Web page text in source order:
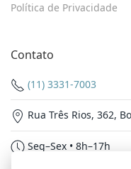
Política de Privacidade
Contato
(11) 3331-7003
Rua Três Rios, 362,
Seg–Sex • 8h–17h